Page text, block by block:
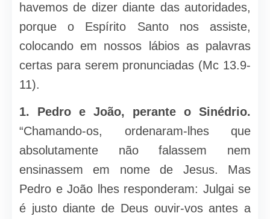
havemos de dizer diante das autoridades,
porque o Espírito Santo nos assiste,
colocando em nossos lábios as palavras
certas para serem pronunciadas (Mc 13.9-
11).
1. Pedro e João, perante o Sinédrio.
“Chamando-os, ordenaram-lhes que
absolutamente não falassem nem
ensinassem em nome de Jesus. Mas
Pedro e João lhes responderam: Julgai se
é justo diante de Deus ouvir-vos antes a